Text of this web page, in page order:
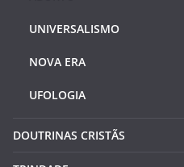
UNIVERSALISMO
NOVA ERA
UFOLOGIA
DOUTRINAS CRISTÃS